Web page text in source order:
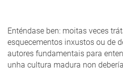
Enténdase ben: moitas veces
esquecementos inxustos ou de
autores fundamentais para
unha cultura madura non